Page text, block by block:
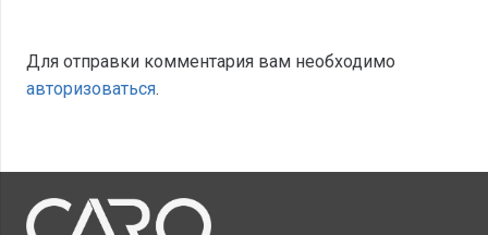
Для отправки комментария вам необходимо
авторизоваться.